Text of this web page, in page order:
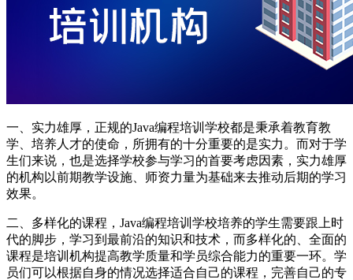
一、实力雄厚，正规的Java编程培训学校都是秉承着教育教
学、培养人才的使命，所拥有的十分重要的是实力。而对于学
生们来说，也是选择学校参与学习的首要考虑因素，实力雄厚
的机构以前期教学设施、师资力量为基础来去推动后期的学习
效果。
二、多样化的课程，Java编程培训学校培养的学生需要跟上时
代的脚步，学习到最前沿的知识和技术，而多样化的、全面的
课程是培训机构提高教学质量和学员综合能力的重要一环。学
员们可以根据自身的情况选择适合自己的课程，完善自己的专